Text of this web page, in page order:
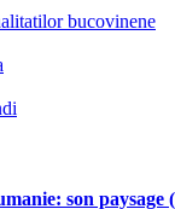
bucovinene
son paysage